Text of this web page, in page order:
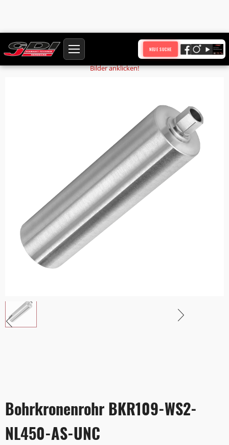
NEUE SUCHE
Startseite Produkte Bohrkronenrohr BKR109-WS2-NL450-AS-UNC
Bilder anklicken!
Bohrkronenrohr BKR109-WS2-
NL450-AS-UNC